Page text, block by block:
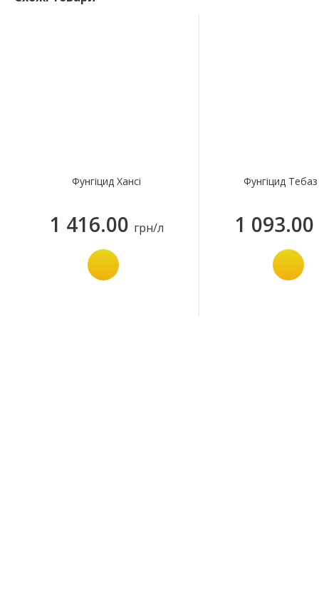
Фунгіцид Хансі
1 416.00 грн/л
Фунгiцид
1 093.00